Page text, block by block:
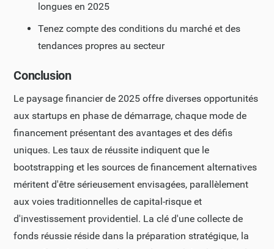
longues en 2025
Tenez compte des conditions du marché et des
tendances propres au secteur
Conclusion
Le paysage financier de 2025 offre diverses opportunités
aux startups en phase de démarrage, chaque mode de
financement présentant des avantages et des défis
uniques. Les taux de réussite indiquent que le
bootstrapping et les sources de financement alternatives
méritent d'être sérieusement envisagées, parallèlement
aux voies traditionnelles de capital-risque et
d'investissement providentiel. La clé d'une collecte de
fonds réussie réside dans la préparation stratégique, la